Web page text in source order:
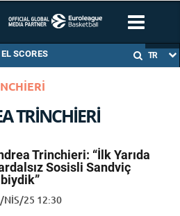
EL SCORES TR
TRINCHIERI
Trinchieri: “İlk Yarıda
Sosisli Sandviç
NIS/25 12:30